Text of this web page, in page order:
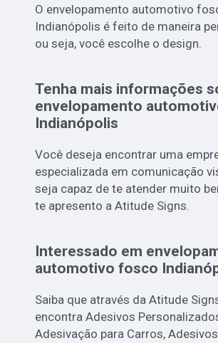
O envelopamento automotivo
Indianópolis é feito de maneira
ou seja, você escolhe o design.
Tenha mais informações
envelopamento
Indianópolis
Você deseja encontrar uma
especializada em comunicação
seja capaz de te atender muito
te apresento a Atitude Signs.
Interessado em
automotivo fosco
Saiba que através da Atitude
encontra Adesivos
Adesivação para Carros, Adesivos